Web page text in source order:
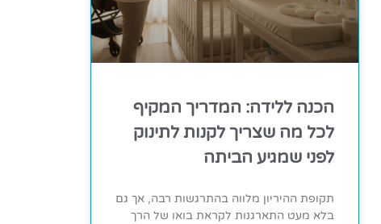
הכנה ללידה: המדריך המקיף
לכל מה שצריך לקנות לתינוק
לפני שמגיע הביתה
תקופת ההיריון מלווה בהתרגשות רבה, אך גם
בלא מעט התארגנות לקראת בואו של הרך